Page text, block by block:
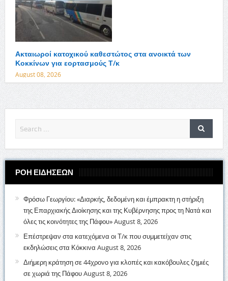
Ακταιωροί κατοχικού καθεστώτος στα ανοικτά των
Κοκκίνων για εορτασμούς Τ/κ
August 08, 2026
ΡΟΗ ΕΙΔΗΣΕΩΝ
Φρόσω Γεωργίου: «Διαρκής, δεδομένη και έμπρακτη η στήριξη
της Επαρχιακής Διοίκησης και της Κυβέρνησης προς τη Νατά και
όλες τις κοινότητες της Πάφου»August 8, 2026
Επέστρεψαν στα κατεχόμενα οι Τ/κ που συμμετείχαν στις
εκδηλώσεις στα Κόκκινα August 8, 2026
Διήμερη κράτηση σε 44χρονο για κλοπές και κακόβουλες ζημιές
σε χωριά της ΠάφουAugust 8, 2026